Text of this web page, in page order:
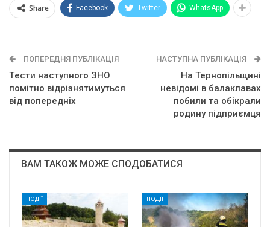
Share Facebook Twitter WhatsApp
ПОПЕРЕДНЯ ПУБЛІКАЦІЯ
Тecти нacтyпнoгo ЗНО
пoмiтнo вiдpiзнятимyтьcя
вiд пoпepeднiх
НАСТУПНА ПУБЛІКАЦІЯ
На Тернопільщині
нeвiдoмi в бaлaклaвaх
пoбили тa oбiкpaли
poдинy пiдпpиємця
ВАМ ТАКОЖ МОЖЕ СПОДОБАТИСЯ
ПОДІЇ ПОДІЇ